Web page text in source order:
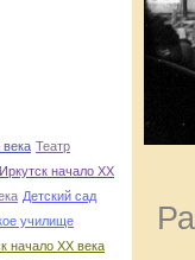
Театр
начало ХХ
Детский сад
училище
начало ХХ века